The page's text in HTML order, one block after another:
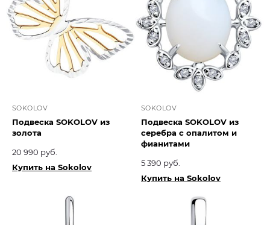
SOKOLOV
Подвеска SOKOLOV из
золота
20 990 руб.
Купить на Sokolov
SOKOLOV
Подвеска SOKOLOV из
серебра с опалитом и
фианитами
5 390 руб.
Купить на Sokolov